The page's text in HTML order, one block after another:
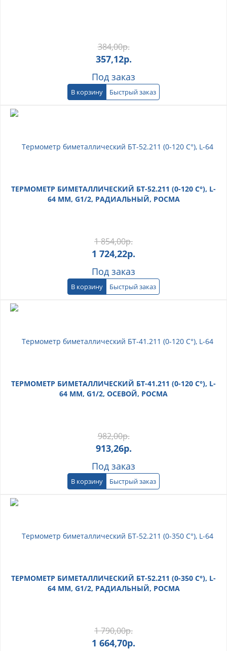
384,00р.
357,12р.
Под заказ
В корзину Быстрый заказ
ТЕРМОМЕТР БИМЕТАЛЛИЧЕСКИЙ БТ-52.211 (0-120 С°), L-
64 ММ, G1/2, РАДИАЛЬНЫЙ, РОСМА
1 854,00р.
1 724,22р.
Под заказ
В корзину Быстрый заказ
ТЕРМОМЕТР БИМЕТАЛЛИЧЕСКИЙ БТ-41.211 (0-120 С°), L-
64 ММ, G1/2, ОСЕВОЙ, РОСМА
982,00р.
913,26р.
Под заказ
В корзину Быстрый заказ
ТЕРМОМЕТР БИМЕТАЛЛИЧЕСКИЙ БТ-52.211 (0-350 С°), L-
64 ММ, G1/2, РАДИАЛЬНЫЙ, РОСМА
1 790,00р.
1 664,70р.